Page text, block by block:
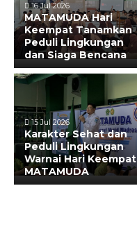
16 Jul 2026
MATAMUDA Hari
Keempat Tanamkan
Peduli Lingkungan
dan Siaga Bencana
15 Jul 2026
Karakter Sehat dan
Peduli Lingkungan
Warnai Hari Keempat
MATAMUDA